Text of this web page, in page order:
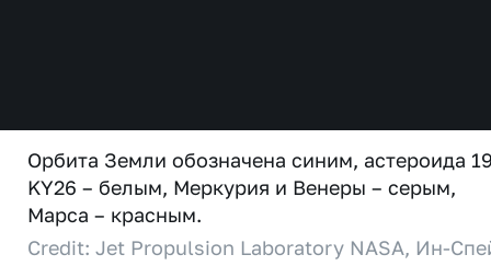
Орбита Земли обозначена синим, астероида
KY26 – белым, Меркурия и Венеры – серым,
Марса – красным.
Credit: Jet Propulsion Laboratory NASA, Ин-